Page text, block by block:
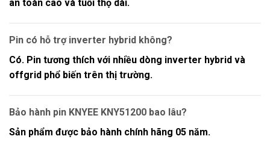
an toàn cao và tuổi thọ dài.
Pin có hỗ trợ inverter hybrid không?
Có. Pin tương thích với nhiều dòng inverter hybrid và
offgrid phổ biến trên thị trường.
Bảo hành pin KNYEE KNY51200 bao lâu?
Sản phẩm được bảo hành chính hãng 05 năm.